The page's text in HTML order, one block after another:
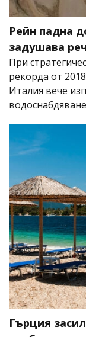
Рейн падна
задушава
При
рекорда от
Италия вече
Гърция